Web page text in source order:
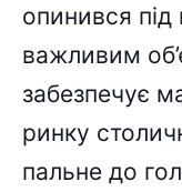
опинився
важливим
забезпечує
ринку
пальне до